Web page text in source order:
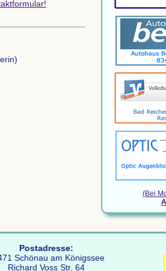
- 03.10.26
> Details s.
(Bei
Postadresse:
Schönau am Königssee
Richard Voss Str. 64